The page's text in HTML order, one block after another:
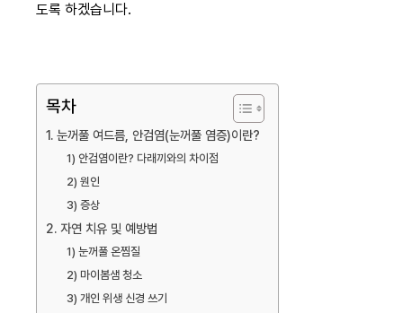
도록 하겠습니다.
목차
1. 눈꺼풀 여드름, 안검염(눈꺼풀 염증)이란?
1) 안검염이란? 다래끼와의 차이점
2) 원인
3) 증상
2. 자연 치유 및 예방법
1) 눈꺼풀 온찜질
2) 마이봄샘 청소
3) 개인 위생 신경 쓰기